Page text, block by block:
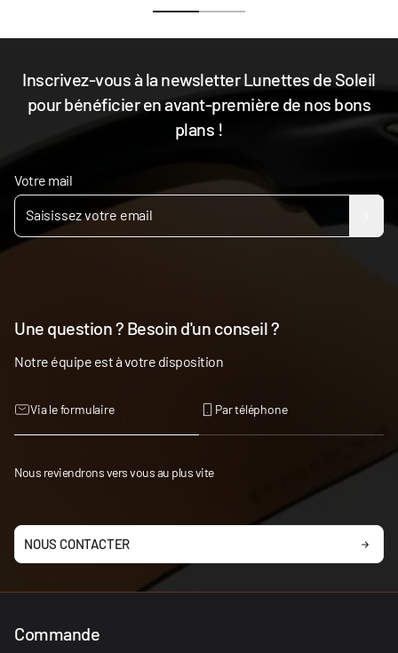
Inscrivez-vous à la newsletter Lunettes de Soleil
pour bénéficier en avant-première de nos bons
plans !
Votre mail
Une question ? Besoin d'un conseil ?
Notre équipe est à votre disposition
Via le formulaire Par téléphone
Nous reviendrons vers vous au plus vite
NOUS CONTACTER
Commande